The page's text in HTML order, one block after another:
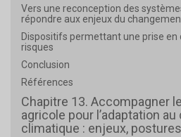
Vers une reconception des
répondre aux enjeux du
Dispositifs permettant une prise en
risques
Conclusion
Références
Chapitre 13. Accompagner
agricole pour l’adaptation
climatique : enjeux,